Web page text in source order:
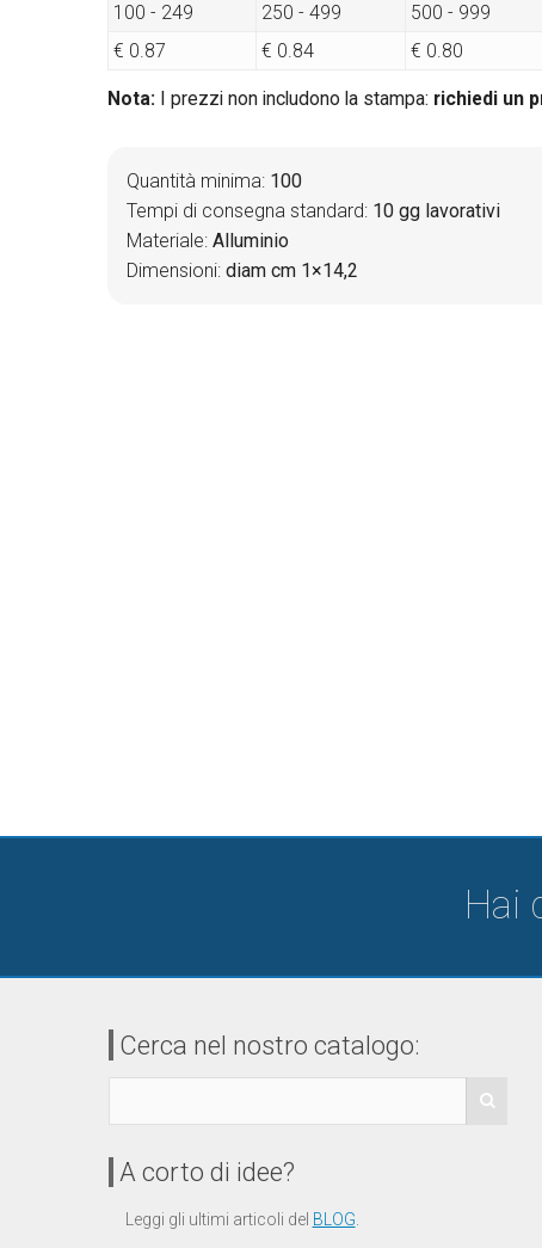
100 - 249 250 - 499 500 - 999
€ 0.87
€ 0.84 € 0.80
Nota: I prezzi non includono la stampa: richiedi un
Quantità minima: 100
Tempi di consegna standard: 10 gg lavorativi
Materiale: Alluminio
Dimensioni: diam cm 1×14,2
Hai
Cerca nel nostro catalogo:
A corto di idee?
Leggi gli ultimi articoli del BLOG